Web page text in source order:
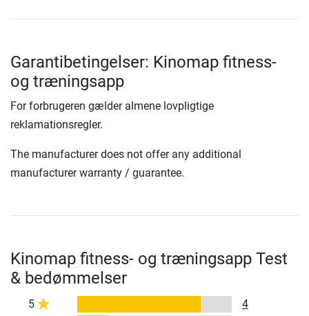
Garantibetingelser: Kinomap fitness-
og træningsapp
For forbrugeren gælder almene lovpligtige
reklamationsregler.
The manufacturer does not offer any additional
manufacturer warranty / guarantee.
Kinomap fitness- og træningsapp Test
& bedømmelser
5
4